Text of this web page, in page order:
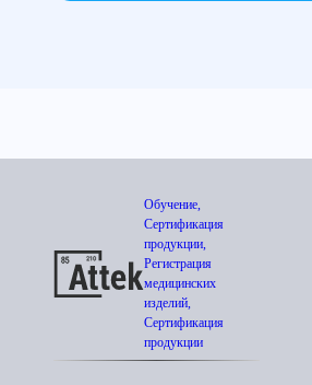
Обучение,
Сертификация
продукции,
Регистрация
медицинских
изделий,
Сертификация
продукции